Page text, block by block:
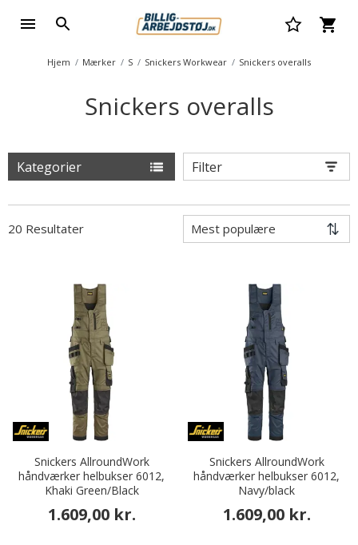
Hjem Mærker S Snickers Workwear Snickers overalls
Snickers overalls
Kategorier Filter
20 Resultater
Snickers AllroundWork
håndværker helbukser 6012,
Khaki Green/Black
1.609,00 kr.
Snickers AllroundWork
håndværker helbukser 6012,
Navy/black
1.609,00 kr.